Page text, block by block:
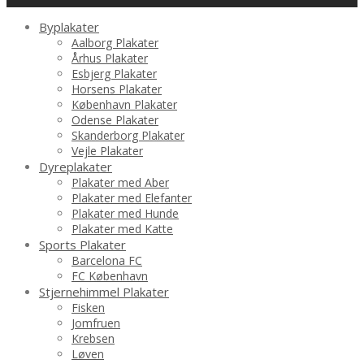
Byplakater
Aalborg Plakater
Århus Plakater
Esbjerg Plakater
Horsens Plakater
København Plakater
Odense Plakater
Skanderborg Plakater
Vejle Plakater
Dyreplakater
Plakater med Aber
Plakater med Elefanter
Plakater med Hunde
Plakater med Katte
Sports Plakater
Barcelona FC
FC København
Stjernehimmel Plakater
Fisken
Jomfruen
Krebsen
Løven